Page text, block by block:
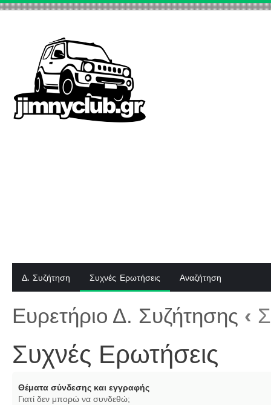
Δ. Συζήτηση Συχνές Ερωτήσεις Αναζήτηση
Ευρετήριο Δ. Συζήτησης ‹
Συχνές Ερωτήσεις
Θέματα σύνδεσης και εγγραφής
Γιατί δεν μπορώ να συνδεθώ;